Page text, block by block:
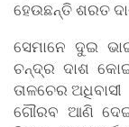
ହେଉଛନ୍ତି ଶରତ
ସେମାନେ ଦୁଇ
ଚନ୍ଦ୍ର ଦାଶ
ତାଳଚେର
ଗୌରବ ଆଣି